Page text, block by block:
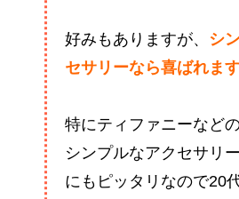
好みもありますが、 シ
セサリーなら喜ばれます
特にティファニーなど
シンプルなアクセサリ
にもピッタリなので20